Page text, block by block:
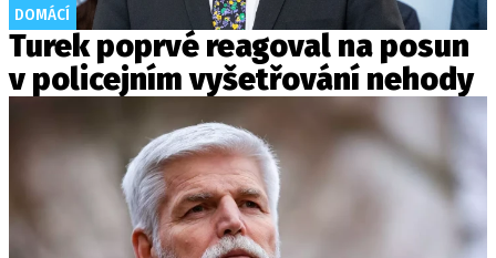
DOMÁCÍ
Turek poprvé reagoval na posun
v policejním vyšetřování nehody